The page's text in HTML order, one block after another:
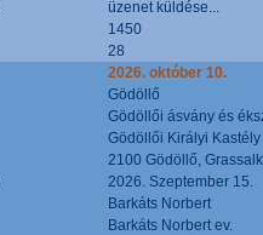
üzenet küldése...
1450
28
2026. október 10.
Gödöllő
Gödöllői ásvány és
Gödöllői Királyi Kastély
2100 Gödöllő,
2026. Szeptember 15.
Barkáts Norbert
Barkáts Norbert ev.